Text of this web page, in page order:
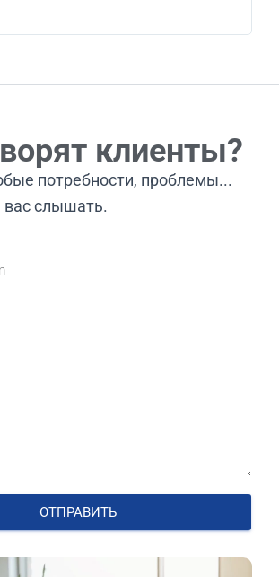
клиенты?
потребности, проблемы...
вас слышать.
ОТПРАВИТЬ